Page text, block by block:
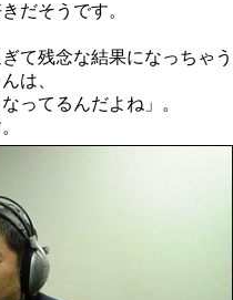
だそうです。
て残念な結果になっちゃう
は、
ってるんだよね」。